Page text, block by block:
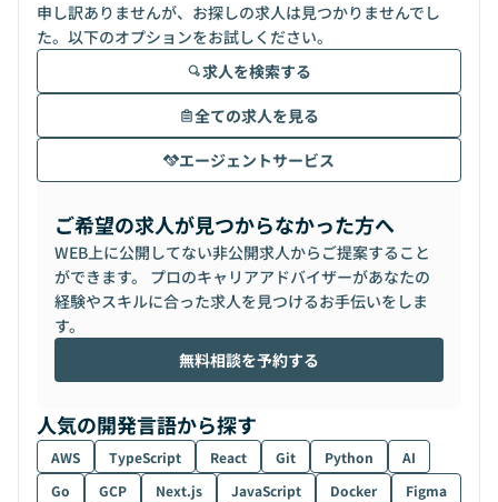
申し訳ありませんが、お探しの求人は見つかりませんでし
た。以下のオプションをお試しください。
求人を検索する
全ての求人を見る
エージェントサービス
ご希望の求人が見つからなかった方へ
WEB上に公開してない非公開求人からご提案すること
ができます。 プロのキャリアアドバイザーがあなたの
経験やスキルに合った求人を見つけるお手伝いをしま
す。
無料相談を予約する
人気の開発言語から探す
AWS TypeScript React Git Python
AI
Go
GCP Next.js JavaScript Docker
Figma